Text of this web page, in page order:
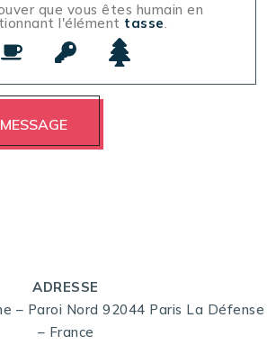
que vous êtes humain en
l'élément tasse.
ADRESSE
– Paroi Nord 92044 Paris La Défense
– France